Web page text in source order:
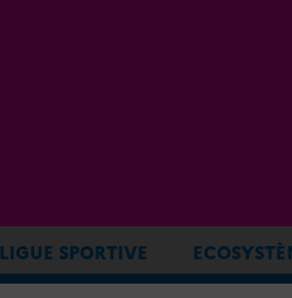
LIGUE SPORTIVE